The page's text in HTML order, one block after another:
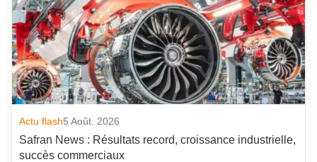
Actu flash5 Août. 2026
Safran News : Résultats record, croissance industrielle,
succès commerciaux